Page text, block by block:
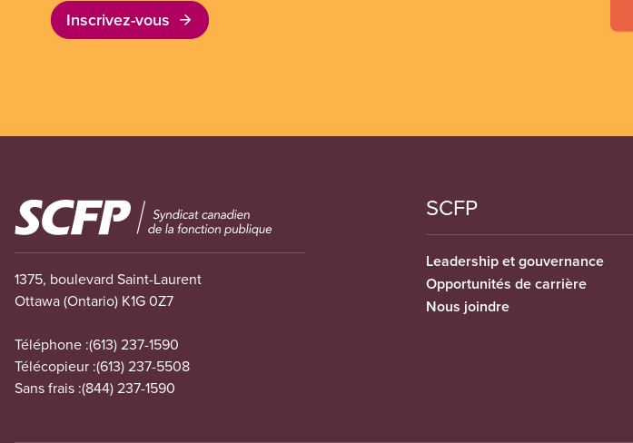
Inscrivez-vous
Image
1375, boulevard Saint-Laurent
Ottawa (Ontario) K1G 0Z7
Téléphone :(613) 237-1590
Télécopieur :(613) 237-5508
Sans frais :(844) 237-1590
SCFP
Leadership et gouvernance
Opportunités de carrière
Nous joindre